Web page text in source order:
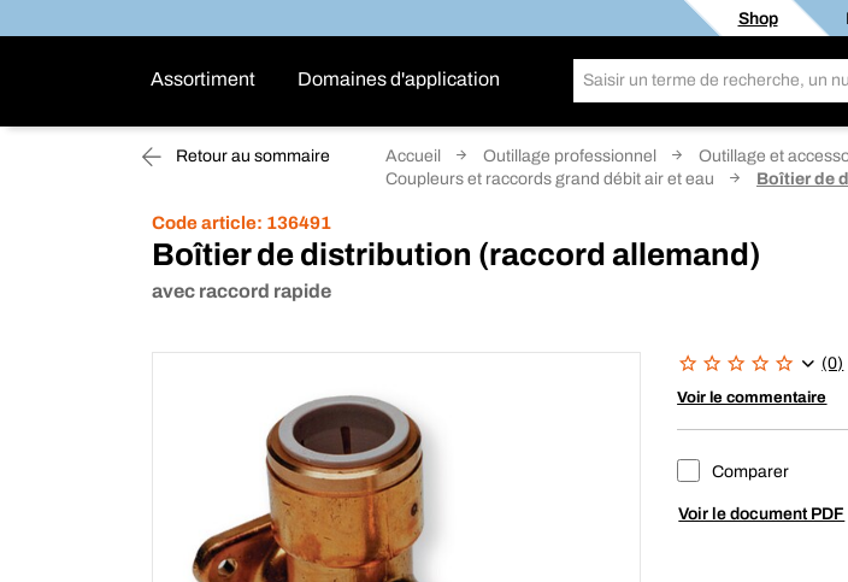
Shop
Assortiment Domaines d'application
Retour au sommaire Accueil Outillage professionnel Outillage et
Coupleurs et raccords grand débit air et eau
Boîtier de
Code article: 136491
Boîtier de distribution (raccord allemand)
avec raccord rapide
(0)
Voir le commentaire
Comparer
Voir le document PDF